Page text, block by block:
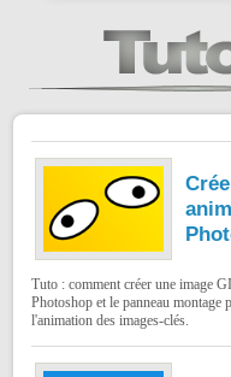
Tuto : comment créer une image
Photoshop et le panneau montage
l'animation des images-clés.